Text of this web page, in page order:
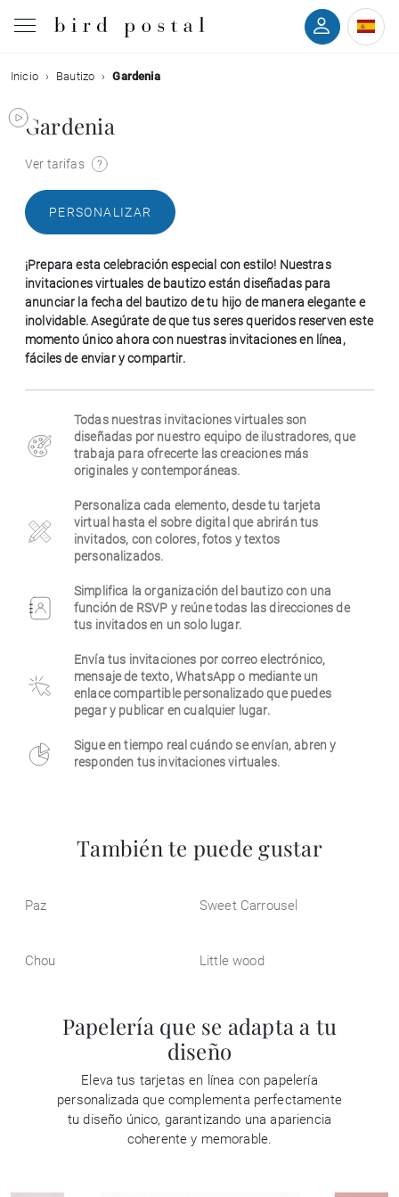
Boda
Nacimiento
Comunión
Condolencias
Cumpleaños
Empresa
Inicio Bautizo Gardenia
Gardenia
Ver tarifas
PERSONALIZAR
¡Prepara esta celebración especial con estilo! Nuestras
invitaciones virtuales de bautizo están diseñadas para
anunciar la fecha del bautizo de tu hijo de manera elegante e
inolvidable. Asegúrate de que tus seres queridos reserven este
momento único ahora con nuestras invitaciones en línea,
fáciles de enviar y compartir.
Todas nuestras invitaciones virtuales son
diseñadas por nuestro equipo de ilustradores, que
trabaja para ofrecerte las creaciones más
originales y contemporáneas.
Personaliza cada elemento, desde tu tarjeta
virtual hasta el sobre digital que abrirán tus
invitados, con colores, fotos y textos
personalizados.
Simplifica la organización del bautizo con una
función de RSVP y reúne todas las direcciones de
tus invitados en un solo lugar.
Envía tus invitaciones por correo electrónico,
mensaje de texto, WhatsApp o mediante un
enlace compartible personalizado que puedes
pegar y publicar en cualquier lugar.
Sigue en tiempo real cuándo se envían, abren y
responden tus invitaciones virtuales.
También te puede gustar
Paz Sweet Carrousel
Chou Little wood
Papelería que se adapta a tu
diseño
Eleva tus tarjetas en línea con papelería
personalizada que complementa perfectamente
tu diseño único, garantizando una apariencia
coherente y memorable.